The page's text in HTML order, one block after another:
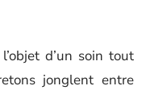
d’un soin tout
jonglent entre